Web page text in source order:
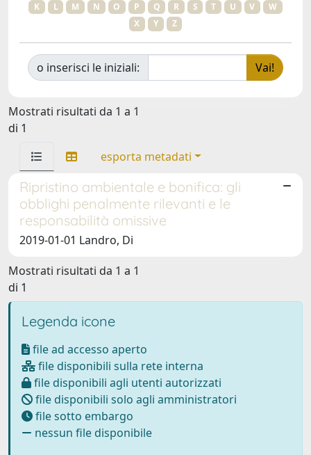
K
L M N O P Q R S T U V
W
X
Y Z
o inserisci le iniziali:
Mostrati risultati da 1 a 1
di 1
esporta metadati
Ripristino ambientale e bonifica: gli
obblighi penalmente rilevanti e le
responsabilità omissive
2019-01-01 Landro, Di
Mostrati risultati da 1 a 1
di 1
Legenda icone
file ad accesso aperto
file disponibili sulla rete interna
file disponibili agli utenti autorizzati
file disponibili solo agli amministratori
file sotto embargo
nessun file disponibile